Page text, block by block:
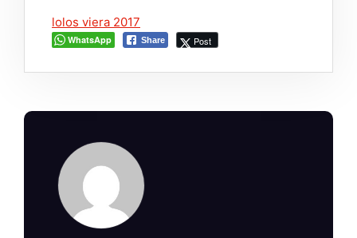
lolos viera 2017
WhatsApp Share Post